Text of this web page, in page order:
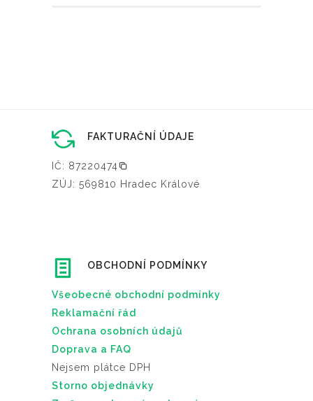
FAKTURAČNÍ ÚDAJE
IČ: 87220474
ZÚJ: 569810 Hradec Králové
OBCHODNÍ PODMÍNKY
Všeobecné obchodní podmínky
Reklamační řád
Ochrana osobních údajů
Doprava a FAQ
Nejsem plátce DPH
Storno objednávky